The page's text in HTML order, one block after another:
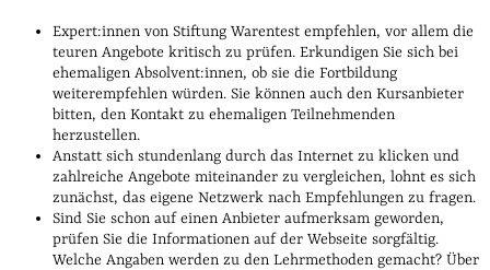
Expert:innen von Stiftung Warentest empfehlen, vor allem die
teuren Angebote kritisch zu prüfen. Erkundigen Sie sich bei
ehemaligen Absolvent:innen, ob sie die Fortbildung
weiterempfehlen würden. Sie können auch den Kursanbieter
bitten, den Kontakt zu ehemaligen Teilnehmenden
herzustellen.
Anstatt sich stundenlang durch das Internet zu klicken und
zahlreiche Angebote miteinander zu vergleichen, lohnt es sich
zunächst, das eigene Netzwerk nach Empfehlungen zu fragen.
Sind Sie schon auf einen Anbieter aufmerksam geworden,
prüfen Sie die Informationen auf der Webseite sorgfältig.
Welche Angaben werden zu den Lehrmethoden gemacht? Über